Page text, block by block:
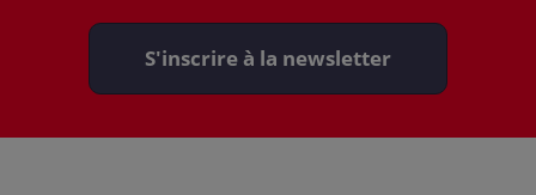
S'inscrire à la newsletter